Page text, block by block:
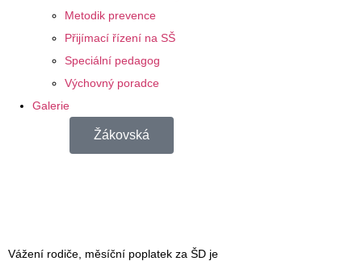
Metodik prevence
Přijímací řízení na SŠ
Speciální pedagog
Výchovný poradce
Galerie
Žákovská
Vážení rodiče, měsíční poplatek za ŠD je